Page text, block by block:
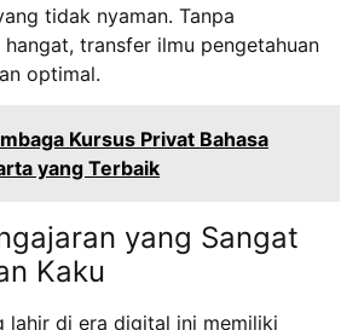
tidak nyaman. Tanpa
transfer ilmu pengetahuan
optimal.
Kursus Privat Bahasa
yang Terbaik
yang Sangat
Kaku
lahir di era digital ini memiliki